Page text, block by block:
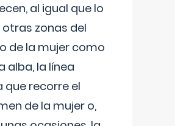
al igual que lo
zonas del
de la mujer como
alba, la línea
que recorre el
de la mujer o,